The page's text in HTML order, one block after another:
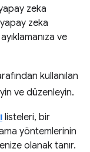
zeka
zeka
ve
kullanılan
ve düzenleyin.
listeleri, bir
yöntemlerinin
olanak tanır.